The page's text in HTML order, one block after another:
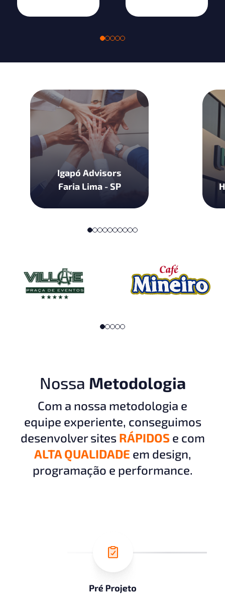
Igapó Advisors
Faria Lima - SP
Nossa Metodologia
Com a nossa metodologia e
equipe experiente, conseguimos
desenvolver sites RÁPIDOSe com
ALTA QUALIDADE em design,
programação e performance.